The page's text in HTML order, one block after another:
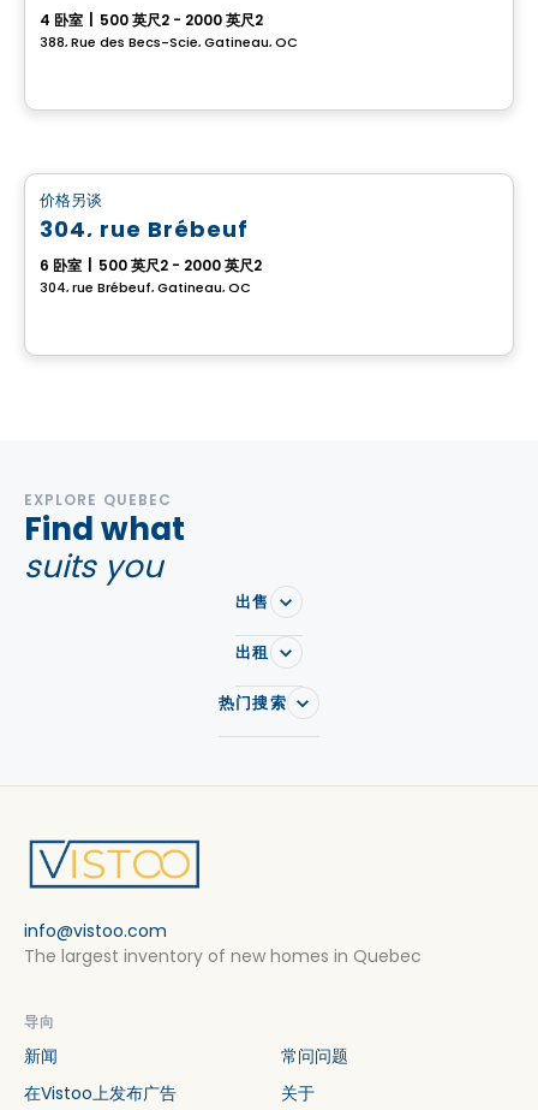
4 卧室 500 英尺2 - 2000 英尺2
388, Rue des Becs-Scie, Gatineau, QC
价格另谈
304, rue Brébeuf
6 卧室 500 英尺2 - 2000 英尺2
304, rue Brébeuf, Gatineau, QC
EXPLORE QUEBEC
Find what
suits you
出售
出租
热门搜索
info@vistoo.com
The largest inventory of new homes in Quebec
导向
新闻
常问问题
在Vistoo上发布广告
关于